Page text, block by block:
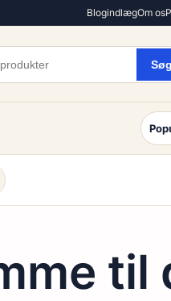
BlogindlægOm os
Søg
til